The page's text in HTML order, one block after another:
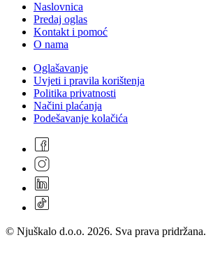
Naslovnica
Predaj oglas
Kontakt i pomoć
O nama
Oglašavanje
Uvjeti i pravila korištenja
Politika privatnosti
Načini plaćanja
Podešavanje kolačića
© Njuškalo d.o.o. 2026. Sva prava pridržana.